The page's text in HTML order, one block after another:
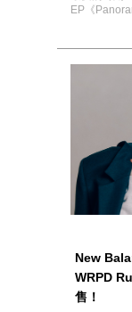
EP《
New
WRPD
售！